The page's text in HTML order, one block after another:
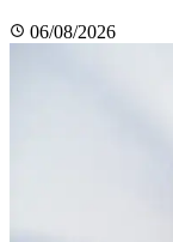
06/08/2026